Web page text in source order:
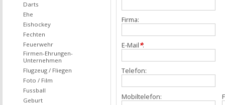
Firma:
E-Mail*:
Telefon:
Mobiltelefon:
Darts
Ehe
Eishockey
Fechten
Feuerwehr
Firmen-Ehrungen-
Unternehmen
Flugzeug / Fliegen
Foto / Film
Fussball
Geburt